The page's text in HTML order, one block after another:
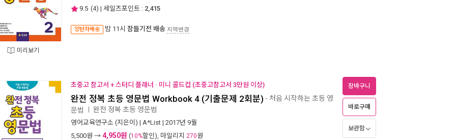
미리보기
9.5 (4) | 세일즈포인트 : 2,415
양탄자배송 밤 11시 잠들기전 배송 지역변경
초중고 참고서 + 스터디 플래너 · 미니 콜드컵 (초중고참고서 3만원 이상)
완전 정복 초등 영문법 Workbook 4 (기출문제 2회분) - 처음 시작하는 초등 영
문법 완전 정복 초등 영문법
영어교육연구소 (지은이) | A*List | 2017년 9월
5,500원 → 4,950원 (10%할인), 마일리지 270원
장바구니
바로구매
보관함